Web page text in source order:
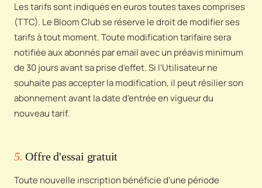
Les tarifs sont indiqués en euros toutes taxes comprises
(TTC). Le Bloom Club se réserve le droit de modifier ses
tarifs à tout moment. Toute modification tarifaire sera
notifiée aux abonnés par email avec un préavis minimum
de 30 jours avant sa prise d'effet. Si l'Utilisateur ne
souhaite pas accepter la modification, il peut résilier son
abonnement avant la date d'entrée en vigueur du
nouveau tarif.
5. Offre d'essai gratuit
Toute nouvelle inscription bénéficie d'une période